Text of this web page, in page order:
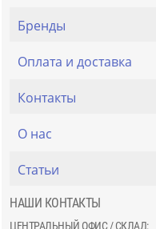
Бренды
Оплата и доставка
Контакты
О нас
Статьи
НАШИ КОНТАКТЫ
ЦЕНТРАЛЬНЫЙ ОФИС / СКЛАД: